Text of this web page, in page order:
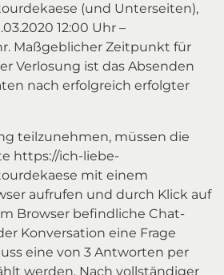
(und Unterseiten),
12:00 Uhr –
Maßgeblicher Zeitpunkt für
Verlosung ist das Absenden
nach erfolgreich erfolgter
teilzunehmen, müssen die
https://ich-liebe-
mit einem
aufrufen und durch Klick auf
Browser befindliche Chat-
Konversation eine Frage
eine von 3 Antworten per
werden. Nach vollständiger